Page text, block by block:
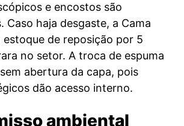
e encostos são
Caso haja desgaste, a Cama
de reposição por 5
no setor. A troca de espuma
abertura da capa, pois
dão acesso interno.
ambiental